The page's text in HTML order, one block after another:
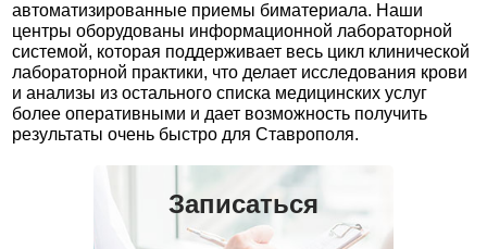
автоматизированные приемы биматериала. Наши
центры оборудованы информационной лабораторной
системой, которая поддерживает весь цикл клинической
лабораторной практики, что делает исследования крови
и анализы из остального списка медицинских услуг
более оперативными и дает возможность получить
результаты очень быстро для Ставрополя.
Записаться